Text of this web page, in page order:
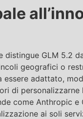
distingue GLM 5.2
geografici o
essere adattato,
di
come Anthropic
ai soli